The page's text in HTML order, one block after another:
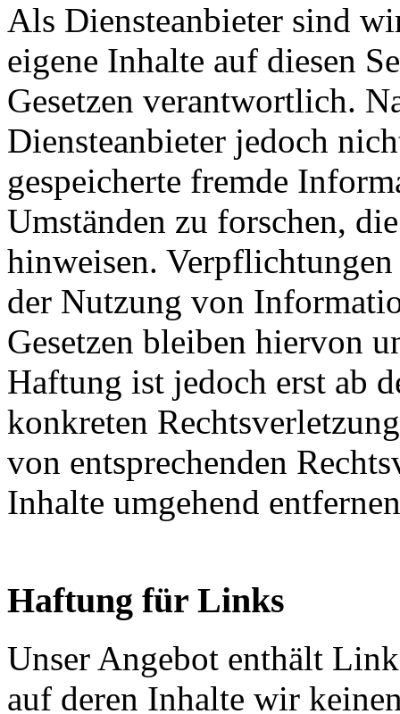
Als Diensteanbieter sind
eigene Inhalte auf diesen
Gesetzen verantwortlich.
Diensteanbieter jedoch
gespeicherte fremde
Umständen zu forschen,
hinweisen.
der Nutzung von
Gesetzen bleiben hiervon
Haftung ist jedoch erst ab
konkreten
von entsprechenden
Inhalte umgehend
Haftung für Links
Unser Angebot enthält
auf deren Inhalte wir